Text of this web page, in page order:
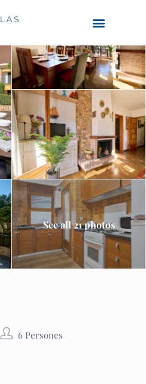
See all 21 photos
6 Persones